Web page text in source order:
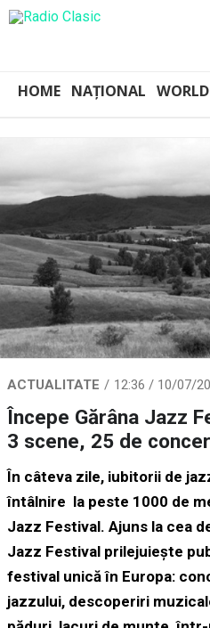
HOME NAȚIONAL WORLD
ACTUALITATE 12:36 / 10/07/
Începe Gărâna Jazz
3 scene, 25 de
În câteva zile, iubitorii de
întâlnire la peste 1000 de
Jazz Festival. Ajuns la cea
Jazz Festival prilejuiește
festival unică în Europa:
jazzului, descoperiri